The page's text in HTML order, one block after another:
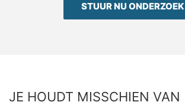
STUUR NU ONDERZOEK
JE HOUDT MISSCHIEN VAN